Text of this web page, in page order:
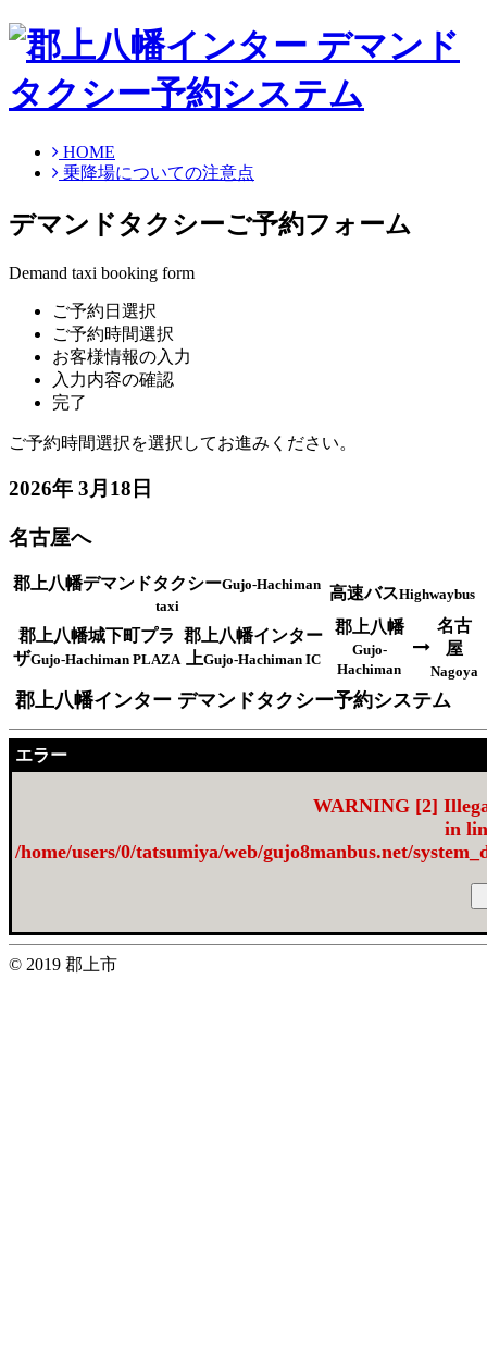
HOME
乗降場についての注意点
デマンドタクシーご予約フォーム
Demand taxi booking form
ご予約日選択
ご予約時間選択
お客様情報の入力
入力内容の確認
完了
ご予約時間選択を選択してお進みください。
2026年 3月18日
名古屋へ
郡上八幡デマンドタクシーGujo-Hachiman
taxi
高速バスHighwaybus
郡上八幡城下町プラ
ザGujo-Hachiman PLAZA
郡上八幡インター
上Gujo-Hachiman IC
郡上八幡
Gujo-
Hachiman
名古
屋
Nagoya
郡上八幡インター デマンドタクシー予約システム
エラー
WARNING[2]
in
/home/users/0/tatsumiya/web/gujo8manbus.net/
© 2019 郡上市